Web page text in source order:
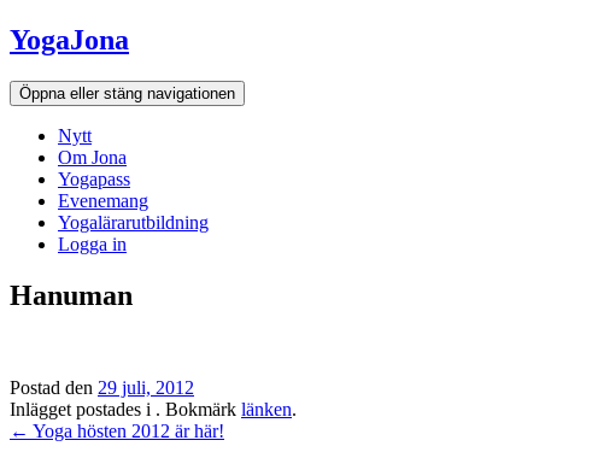
Hoppa
till
innehållet
YogaJona
Öppna eller stäng navigationen
Nytt
Om Jona
Yogapass
Evenemang
Yogalärarutbildning
Logga in
Hanuman
Postad den 29 juli, 2012
Inlägget postades i . Bokmärk länken.
Inläggsnavigation
← Yoga hösten 2012 är här!